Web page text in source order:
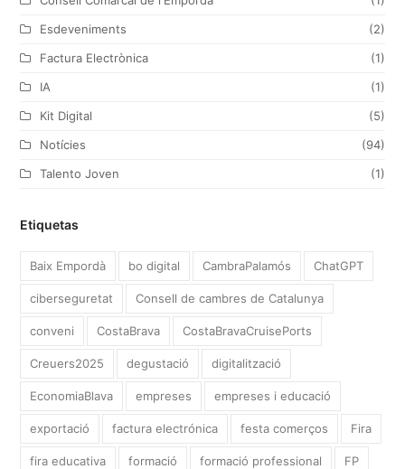
Esdeveniments
(2)
Factura Electrònica
(1)
IA
(1)
Kit Digital
(5)
Notícies
(94)
Talento Joven
(1)
Etiquetas
Baix Empordà bo digital CambraPalamós ChatGPT
ciberseguretat Consell de cambres de Catalunya
conveni CostaBrava CostaBravaCruisePorts
Creuers2025 degustació digitalització
EconomiaBlava empreses empreses i educació
exportació factura electrónica festa comerços Fira
fira educativa formació formació professional FP